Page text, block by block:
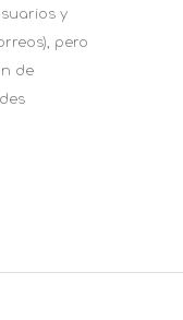
y
pero
de